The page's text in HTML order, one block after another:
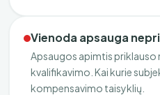
Vienoda apsauga
Apsaugos apimtis
kvalifikavimo. Kai kurie
kompensavimo taisyklių.